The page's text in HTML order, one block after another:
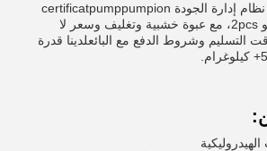
وأختام P، مع شهادة نظام إدارة الجودة certificatpumppumpion
الحد الأدنى للكمية هو 2pcs، مع عبوة خشبية وتغليف وسعر لا
التسليم وشروط الدفع مع البائعلدينا قدرة